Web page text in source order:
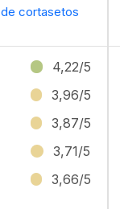
cortasetos
4,22/5
3,96/5
3,87/5
3,71/5
3,66/5